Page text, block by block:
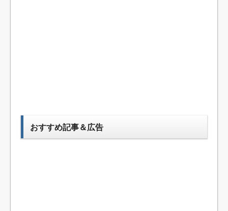
おすすめ記事＆広告